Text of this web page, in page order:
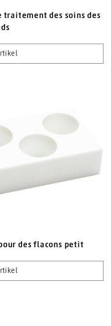
traitement des soins des
des flacons petit